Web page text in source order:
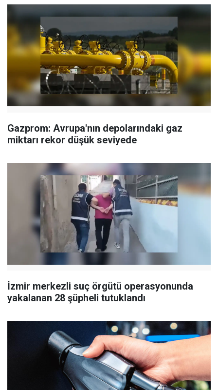
Gazprom: Avrupa'nın depolarındaki gaz
miktarı rekor düşük seviyede
İzmir merkezli suç örgütü operasyonunda
yakalanan 28 şüpheli tutuklandı